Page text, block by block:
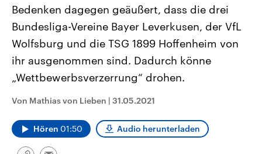
Landtagswahl Sachsen-Anhalt
2026
Alle Informationen
Sachsen-Anhalt wählt am 6.
September 2026 einen neuen
Landtag. Seit 2021 wird das
Bundesland von einer Koalition aus
Umfragen, Prognosen,
und Hintergründe zu den Parteien
und Kandidaten der anstehenden
USA
Aktuelle Beiträge,
Hintergründe
Wirtschaftlich und
gehören die Vereinigten
mit großem Einfluss auf
Sendungen Programm Podcasts
Audio-Archiv
Bedenken dagegen geäußert, dass die drei
Bundesliga-Vereine Bayer Leverkusen, der VfL
Wolfsburg und die TSG 1899 Hoffenheim von
ihr ausgenommen sind. Dadurch könne
„Wettbewerbsverzerrung“ drohen.
Von Mathias von Lieben | 31.05.2021
Hören 01:50 Audio herunterladen